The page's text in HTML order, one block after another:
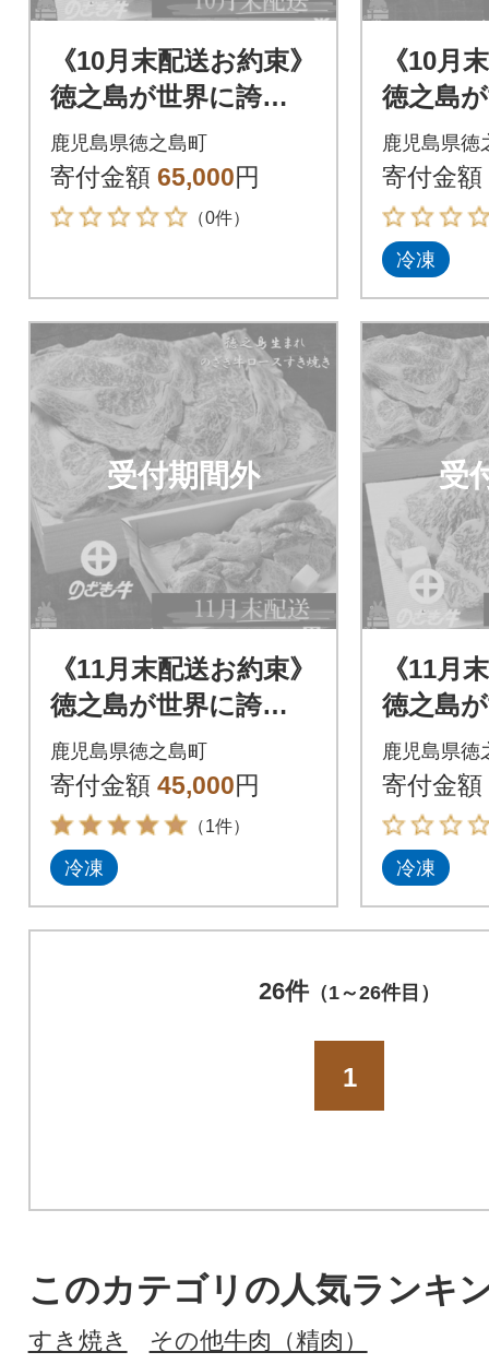
《10月末配送お約束》
徳之島が世界に誇
る“のざき牛”サーロ
インステーキギフト
鹿児島県徳之島町
寄付金額 65,000円
（0件）
《10月
徳之島
る“のざ
すき焼
鹿児島県徳
寄付金額
冷凍
受付期間外
《11月末配送お約束》
徳之島が世界に誇
る“のざき牛”ロース
すき焼きギフト
鹿児島県徳之島町
寄付金額 45,000円
（1件）
冷凍
受
《11月
徳之島
る“のざ
インス
鹿児島県徳
寄付金額
冷凍
26件（1～26件目）
1
このカテゴリの人気ランキ
すき焼き その他牛肉（精肉）